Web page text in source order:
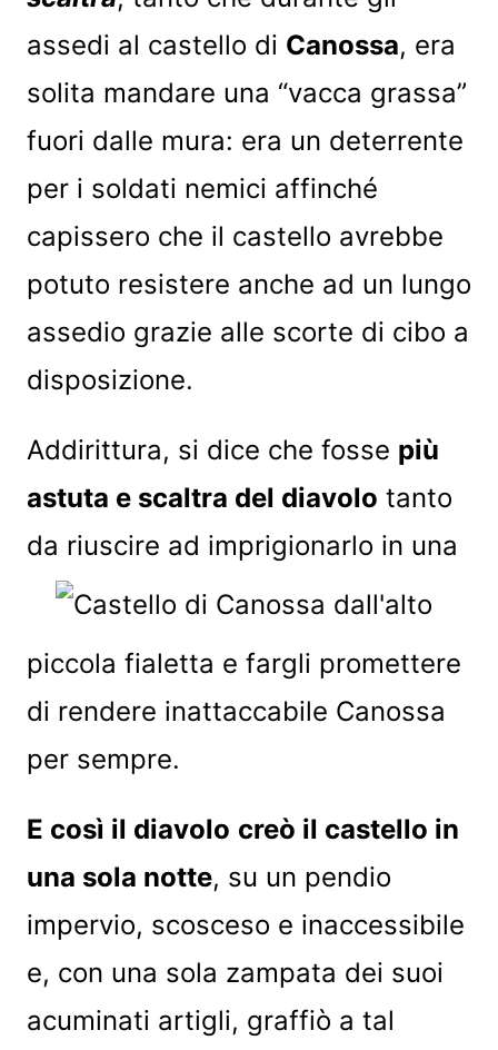
assedi al castello di Canossa, era
solita mandare una “vacca grassa”
fuori dalle mura: era un deterrente
per i soldati nemici affinché
capissero che il castello avrebbe
potuto resistere anche ad un lungo
assedio grazie alle scorte di cibo a
disposizione.
Addirittura, si dice che fosse più
astuta e scaltra del diavolo tanto
da riuscire ad imprigionarlo in una
piccola fialetta e fargli promettere
di rendere inattaccabile Canossa
per sempre.
E così il diavolo creò il castello in
una sola notte, su un pendio
impervio, scosceso e inaccessibile
e, con una sola zampata dei suoi
acuminati artigli, graffiò a tal